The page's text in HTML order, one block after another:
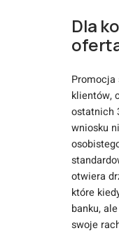
Dla
Promocja
klientów,
ostatnich
wniosku
otwiera
które
banku,
swoje